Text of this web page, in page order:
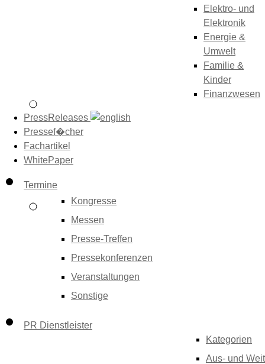
Elektro- und
Elektronik
Energie &
Umwelt
Familie &
Kinder
Finanzwesen
PressReleases
Pressef�cher
Fachartikel
WhitePaper
Termine
Kongresse
Messen
Presse-Treffen
Pressekonferenzen
Veranstaltungen
Sonstige
PR Dienstleister
Kategorien
Aus- und